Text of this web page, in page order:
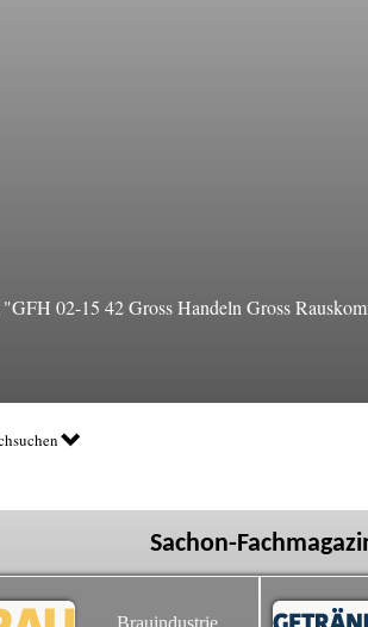
02-15 42 Gross Handeln Gross
Sachon-
Brauindustrie